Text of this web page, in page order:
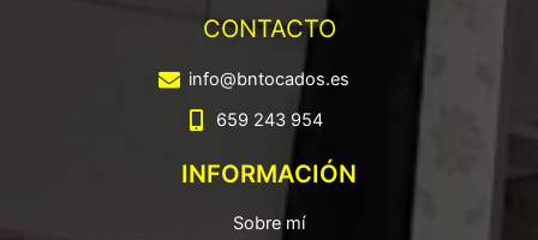
CONTACTO
info@bntocados.es
659 243 954
INFORMACIÓN
Sobre mí